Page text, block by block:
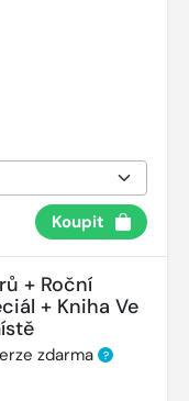
Koupit
+ Roční
+ Kniha Ve
zdarma ?